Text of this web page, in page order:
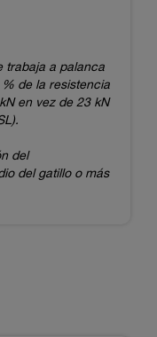
trabaja a palanca
de la resistencia
en vez de 23 kN
del
del gatillo o más